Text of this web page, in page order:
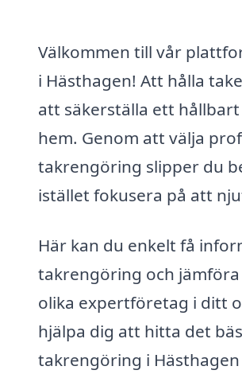
Välkommen till vår
i Hästhagen! Att hålla
att säkerställa ett
hem. Genom att välja
takrengöring slipper du
istället fokusera på att
Här kan du enkelt få
takrengöring och
olika expertföretag i ditt
hjälpa dig att hitta det
takrengöring i